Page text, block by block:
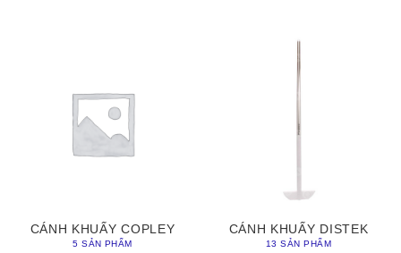
CÁNH KHUẤY COPLEY
5 SẢN PHẨM
CÁNH KHUẤY DISTEK
13 SẢN PHẨM